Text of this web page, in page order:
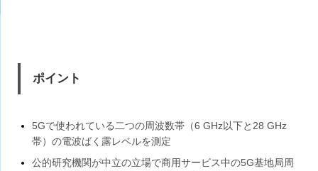
ポイント
5Gで使われている二つの周波数帯（6 GHz以下と28 GHz
帯）の電波ばく露レベルを測定
公的研究機関が中立の立場で商用サービス中の5G基地局周